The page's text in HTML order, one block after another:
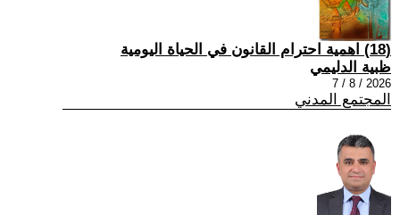
(18) اهمية احترام القانون في الحياة اليومية
ظبية الدليمي
2026 / 8 / 7
المجتمع المدني